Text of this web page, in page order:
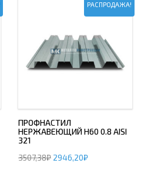
РАСПРОДАЖА!
ПРОФНАСТИЛ
НЕРЖАВЕЮЩИЙ Н60 0.8 AISI
321
3507,38₽ 2946,20₽